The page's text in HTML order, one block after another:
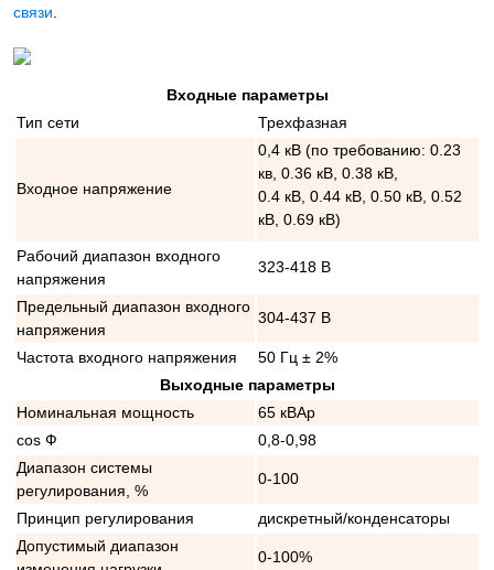
связи.
Входные параметры
Тип сети
Трехфазная
Входное напряжение
0,4 кВ (по требованию: 0.23
кв, 0.36 кВ, 0.38 кВ,
0.4 кВ, 0.44 кВ, 0.50 кВ, 0.52
кВ, 0.69 кВ)
Рабочий диапазон входного
напряжения
323-418 В
Предельный диапазон входного
напряжения
304-437 В
Частота входного напряжения
50 Гц ± 2%
Выходные параметры
Номинальная мощность
65 кВАр
cos Ф
0,8-0,98
Диапазон системы
регулирования, %
0-100
Принцип регулирования
дискретный/конденсаторы
Допустимый диапазон
0-100%